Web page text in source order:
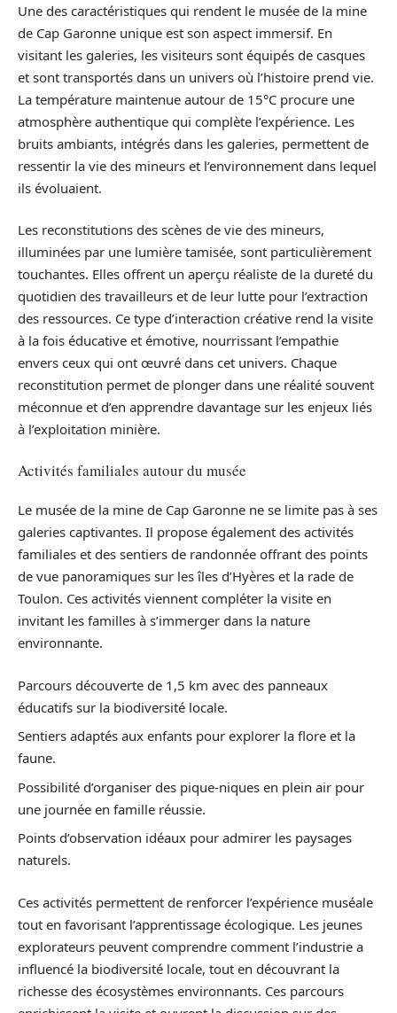
Une des caractéristiques qui rendent le musée de la mine
de Cap Garonne unique est son aspect immersif. En
visitant les galeries, les visiteurs sont équipés de casques
et sont transportés dans un univers où l’histoire prend vie.
La température maintenue autour de 15°C procure une
atmosphère authentique qui complète l’expérience. Les
bruits ambiants, intégrés dans les galeries, permettent de
ressentir la vie des mineurs et l’environnement dans lequel
ils évoluaient.
Les reconstitutions des scènes de vie des mineurs,
illuminées par une lumière tamisée, sont particulièrement
touchantes. Elles offrent un aperçu réaliste de la dureté du
quotidien des travailleurs et de leur lutte pour l’extraction
des ressources. Ce type d’interaction créative rend la visite
à la fois éducative et émotive, nourrissant l’empathie
envers ceux qui ont œuvré dans cet univers. Chaque
reconstitution permet de plonger dans une réalité souvent
méconnue et d’en apprendre davantage sur les enjeux liés
à l’exploitation minière.
Activités familiales autour du musée
Le musée de la mine de Cap Garonne ne se limite pas à ses
galeries captivantes. Il propose également des activités
familiales et des sentiers de randonnée offrant des points
de vue panoramiques sur les îles d’Hyères et la rade de
Toulon. Ces activités viennent compléter la visite en
invitant les familles à s’immerger dans la nature
environnante.
Parcours découverte de 1,5 km avec des panneaux
éducatifs sur la biodiversité locale.
Sentiers adaptés aux enfants pour explorer la flore et la
faune.
Possibilité d’organiser des pique-niques en plein air pour
une journée en famille réussie.
Points d’observation idéaux pour admirer les paysages
naturels.
Ces activités permettent de renforcer l’expérience muséale
tout en favorisant l’apprentissage écologique. Les jeunes
explorateurs peuvent comprendre comment l’industrie a
influencé la biodiversité locale, tout en découvrant la
richesse des écosystèmes environnants. Ces parcours